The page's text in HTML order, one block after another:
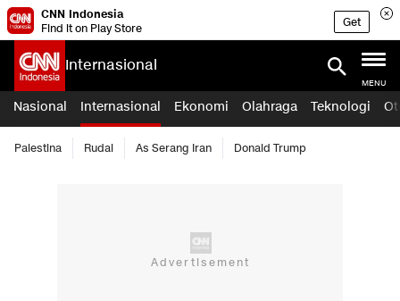
CNN Indonesia
Find it on Play Store
Get
Internasional
MENU
Nasional Internasional Ekonomi Olahraga Teknologi
Palestina Rudal As Serang Iran Donald Trump